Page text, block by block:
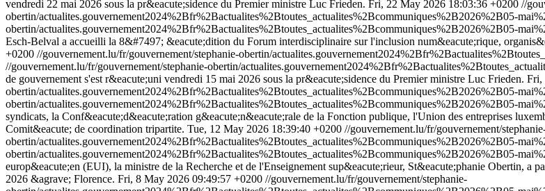
vendredi 22 mai 2026 sous la pr&eacute;sidence du Premier ministre Luc Frieden. Fri, 22 May 2026 18:03:36 +0200 //
obertin/actualites.gouvernement2024%2Bfr%2Bactualites%2Btoutes_actualites%2Bcommuniques%2B2026%2B05-
obertin/actualites.gouvernement2024%2Bfr%2Bactualites%2Btoutes_actualites%2Bcommuniques%2B2026%2B05-
Esch-Belval a accueilli la 8&#7497; &eacute;dition du Forum interdisciplinaire sur l'inclusion num&eacute;rique,
+0200 //gouvernement.lu/fr/gouvernement/stephanie-obertin/
//gouvernement.lu/fr/gouvernement/stephanie-obertin/
de gouvernement s'est r&eacute;uni vendredi 15 mai 2026 sous la pr&eacute;sidence du Premier ministre Luc Frieden. Fri,
obertin/actualites.gouvernement2024%2Bfr%2Bactualites%2Btoutes_actualites%2Bcommuniques%2B2026%2B05-
obertin/actualites.gouvernement2024%2Bfr%2Bactualites%2Btoutes_actualites%2Bcommuniques%2B2026%2B05-
syndicats, la Conf&eacute;d&eacute;ration g&eacute;n&eacute;rale de la Fonction publique, l'Union des entreprises
Comit&eacute; de coordination tripartite. Tue, 12 May 2026 18:39:40 +0200 //gouvernement.lu/fr/gouvernement/
obertin/actualites.gouvernement2024%2Bfr%2Bactualites%2Btoutes_actualites%2Bcommuniques%2B2026%2B05-
obertin/actualites.gouvernement2024%2Bfr%2Bactualites%2Btoutes_actualites%2Bcommuniques%2B2026%2B05-
europ&eacute;en (EUI), la ministre de la Recherche et de l'Enseignement sup&eacute;rieur, St&eacute;phanie Obertin, a
2026 &agrave; Florence. Fri, 8 May 2026 09:49:57 +0200 //gouvernement.lu/fr/gouvernement/stephanie-